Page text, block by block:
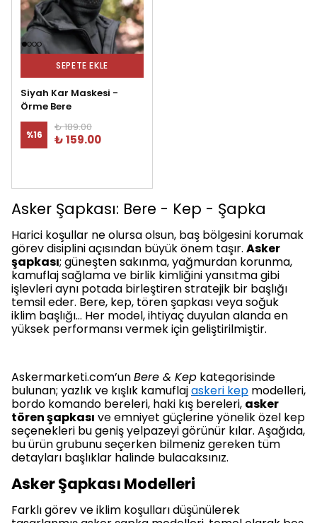
SEPETE EKLE
Siyah Kar Maskesi -
Örme Bere
%16
₺ 189.00
₺ 159.00
Asker Şapkası: Bere - Kep - Şapka
Harici koşullar ne olursa olsun, baş bölgesini korumak
görev disiplini açısından büyük önem taşır. Asker
şapkası; güneşten sakınma, yağmurdan korunma,
kamuflaj sağlama ve birlik kimliğini yansıtma gibi
işlevleri aynı potada birleştiren stratejik bir başlığı
temsil eder. Bere, kep, tören şapkası veya soğuk
iklim başlığı… Her model, ihtiyaç duyulan alanda en
yüksek performansı vermek için geliştirilmiştir.
Askermarketi.com’unBere & Kep kategorisinde
bulunan; yazlık ve kışlık kamuflajaskeri kep modelleri,
bordo komando bereleri, haki kış bereleri, asker
tören şapkası ve emniyet güçlerine yönelik özel kep
seçenekleri bu geniş yelpazeyi görünür kılar. Aşağıda,
bu ürün grubunu seçerken bilmeniz gereken tüm
detayları başlıklar halinde bulacaksınız.
Asker Şapkası Modelleri
Farklı görev ve iklim koşulları düşünülerek